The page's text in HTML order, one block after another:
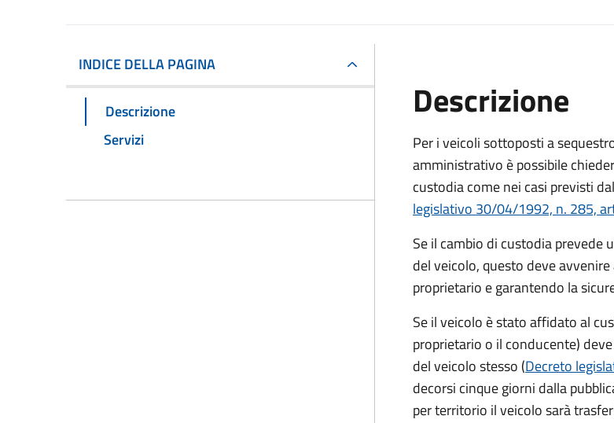
INDICE DELLA PAGINA
Descrizione
Servizi
Descrizione
Per i veicoli sottoposti a
amministrativo è possibile
custodia come nei casi previsti dal
legislativo 30/04/1992, n. 285,
Se il cambio di custodia prevede
del veicolo, questo deve avvenire
proprietario e garantendo la
Se il veicolo è stato affidato al
proprietario o il conducente)
del veicolo stesso (Decreto
decorsi cinque giorni dalla
per territorio il veicolo sarà